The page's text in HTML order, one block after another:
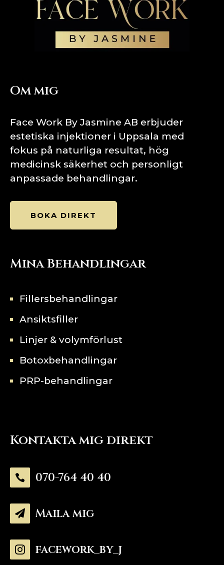
Om mig
Face Work By Jasmine AB erbjuder
estetiska injektioner i Uppsala med
fokus på naturliga resultat, hög
medicinsk säkerhet och personligt
anpassade behandlingar.
BOKA DIREKT
Mina Behandlingar
Fillersbehandlingar
Ansiktsfiller
Linjer & volymförlust
Botoxbehandlingar
PRP-behandlingar
Kontakta mig direkt
 070-764 40 40
 Maila mig
 facework_by_j